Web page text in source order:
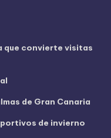
que convierte visitas
de Gran Canaria
de invierno